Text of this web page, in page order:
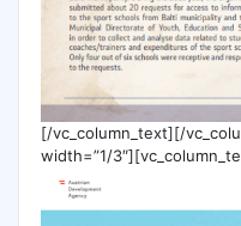
[/vc_column_text][/
width=”1/